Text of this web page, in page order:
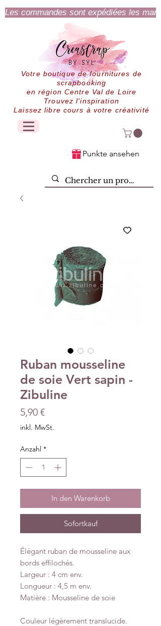
Les commandes sont expédiées les
Votre boutique de fournitures de
scrapbooking
en région Centre Val de Loire
Trouvez l'inspiration
Laissez libre cours à votre créativité
Punkte ansehen
Ruban mousseline
de soie Vert sapin -
Zibuline
5,90 €Preis
inkl. MwSt.
Anzahl *
In den Warenkorb
Sofortkauf
Élégant ruban de mousseline aux
bords effilochés.
Largeur : 4 cm env.
Longueur : 4,5 m env.
Matière : Mousseline de soie
Couleur légèrement translucide.